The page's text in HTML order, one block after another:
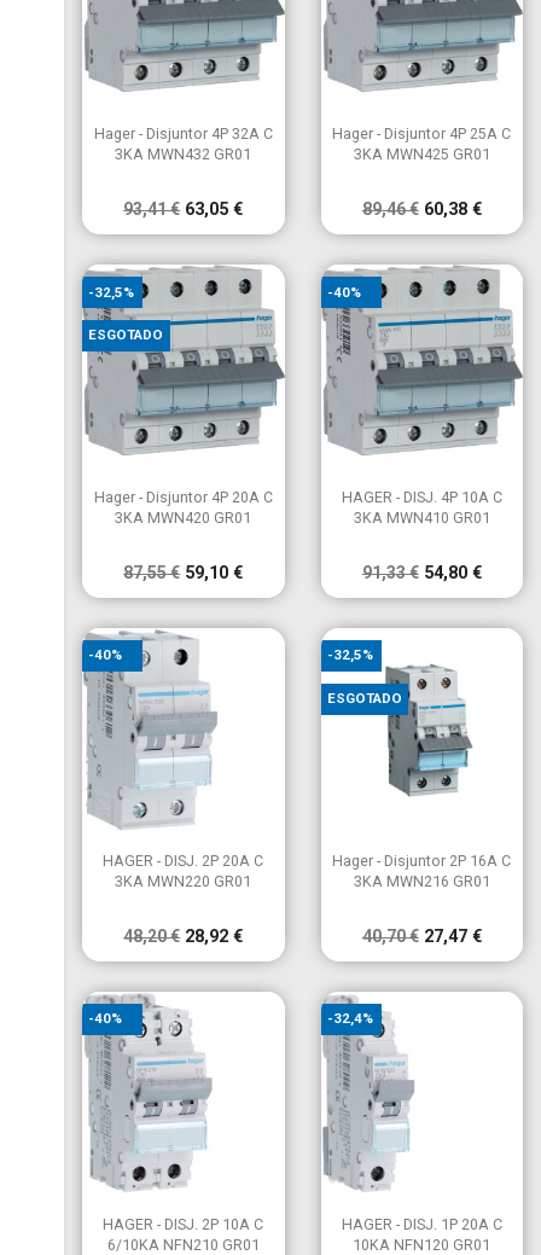
Adicionar à Lista de desejos ×
Criar nova lista
Criar lista de desejos ×
Nome da lista de desejos
Cancelar Criar lista de desejos
((modalTitle)) ×
Entrar ×
É necessário ter sessão iniciada para guardar produtos na
Entrar
Vista rápida
Hager - Disjuntor 4P 32A C
3KA MWN432 GR01
93,41 € 63,05 €
Vista rápida
Hager - Disjuntor 4P 25A C
3KA MWN425 GR01
89,46 € 60,38 €
Vista rápida
Hager - Disjuntor 4P 20A C
3KA MWN420 GR01
87,55 € 59,10 €
-32,5%
ESGOTADO
 Vista rápida
HAGER - DISJ. 4P 10A C
3KA MWN410 GR01
91,33 € 54,80 €
-40%
 Vista rápida
HAGER - DISJ. 2P 20A C
3KA MWN220 GR01
48,20 € 28,92 €
-40%
Vista rápida
Hager - Disjuntor 2P 16A C
3KA MWN216 GR01
40,70 € 27,47 €
-32,5%
ESGOTADO
 Vista rápida
HAGER - DISJ. 2P 10A C
6/10KA NFN210 GR01
-40%
 Vista rápida
HAGER - DISJ. 1P 20A C
10KA NFN120 GR01
-32,4%